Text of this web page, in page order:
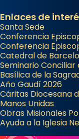
Enlaces de
Santa Sede
Conferencia
Conferencia
Catedral de
Seminario
Basílica de la
Año Gaudí 2026
Cáritas Diocesana
Manos Unidas
Obras Misionales
Ayuda a la Iglesia